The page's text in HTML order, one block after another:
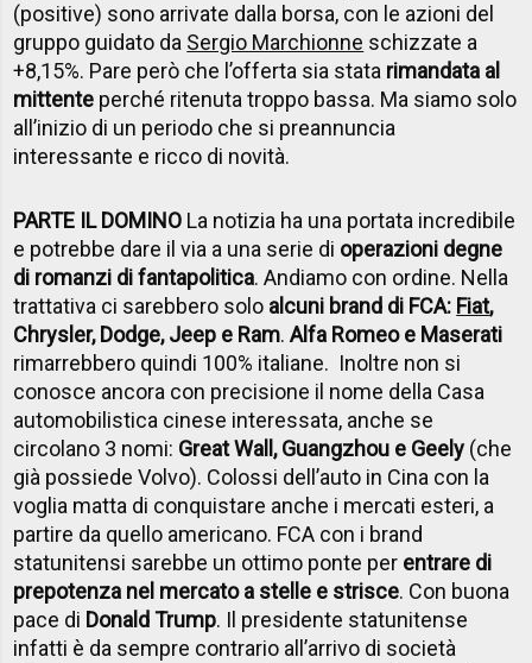
(positive) sono arrivate dalla borsa, con le azioni del
gruppo guidato da Sergio Marchionne schizzate a
+8,15%. Pare però che l’offerta sia stata rimandata al
mittente perché ritenuta troppo bassa. Ma siamo solo
all’inizio di un periodo che si preannuncia
interessante e ricco di novità.
PARTE IL DOMINO La notizia ha una portata incredibile
e potrebbe dare il via a una serie di operazioni degne
di romanzi di fantapolitica. Andiamo con ordine. Nella
trattativa ci sarebbero solo alcuni brand di FCA: Fiat,
Chrysler, Dodge, Jeep e Ram.Alfa Romeo e Maserati
rimarrebbero quindi 100% italiane. Inoltre non si
conosce ancora con precisione il nome della Casa
automobilistica cinese interessata, anche se
circolano 3 nomi: Great Wall, Guangzhou e Geely (che
già possiede Volvo). Colossi dell’auto in Cina con la
voglia matta di conquistare anche i mercati esteri, a
partire da quello americano. FCA con i brand
statunitensi sarebbe un ottimo ponte per entrare di
prepotenza nel mercato a stelle e strisce. Con buona
pace di Donald Trump. Il presidente statunitense
infatti è da sempre contrario all’arrivo di società